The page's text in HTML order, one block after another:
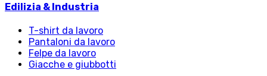
Edilizia & Industria
T-shirt da lavoro
Pantaloni da lavoro
Felpe da lavoro
Giacche e giubbotti